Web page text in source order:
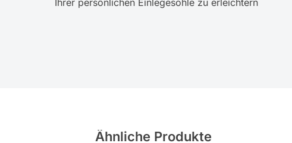
Ihrer persönlichen Einlegesohle zu erleichtern
Ähnliche Produkte